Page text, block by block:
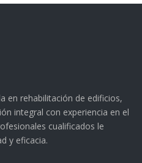
en rehabilitación de edificios,
integral con experiencia en el
cualificados le
y eficacia.